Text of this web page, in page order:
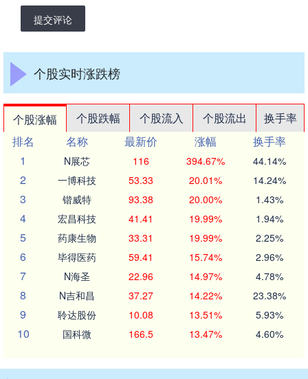
提交评论
个股实时涨跌榜
个股涨幅 个股跌幅 个股流入 个股流出
换手率
排名
名称 最新价 涨幅
换手率
1
N展芯 116 394.67% 44.14%
2 一博科技 53.33 20.01% 14.24%
3 锴威特 93.38 20.00% 1.43%
4 宏昌科技 41.41 19.99% 1.94%
5 药康生物 33.31 19.99% 2.25%
6 毕得医药 59.41 15.74% 2.96%
7 N海圣 22.96 14.97% 4.78%
8 N吉和昌 37.27 14.22% 23.38%
9 聆达股份 10.08 13.51% 5.93%
10 国科微 166.5 13.47% 4.60%